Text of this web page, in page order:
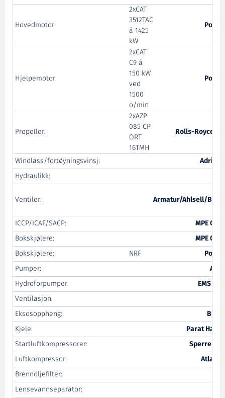
Hovedmotor:
2xCAT
3512TAC
á 1425
kW
Pon
Hjelpemotor:
2xCAT
C9 á
150 kW
ved
1500
o/min
Pon
Propeller:
2xAZP
085 CP
ORT
16TMH
Rolls-Royce
Windlass/fortøyningsvinsj:
Adria
Hydraulikk:
Ventiler:
Armatur/Ahlsell/
ICCP/ICAF/SACP:
MPE
Bokskjølere:
MPE
Bokskjølere:
NRF
Pon
Pumper:
Hydroforpumper:
EMS
Ventilasjon:
Eksosoppheng:
Kjele:
Parat
Startluftkompressorer:
Sperre
Luftkompressor:
Atlas
Brennoljefilter:
Lensevannseparator: